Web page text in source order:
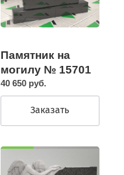
Памятник на
могилу № 15701
40 650 руб.
Заказать